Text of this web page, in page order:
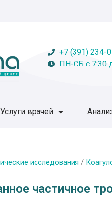
+7 (391) 234-
ПН-СБ с 7:30
Услуги врачей
исследования /
частичное